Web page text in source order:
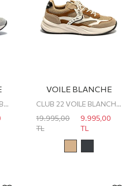
CLUB 01 MESH VOILE BLANCHE ERKEK SNEAKER
VOILE BLANCHE
CLUB 22 VOILE BLANCHE ERKEK SNEAKER
19.995,00
TL
9.995,00
TL